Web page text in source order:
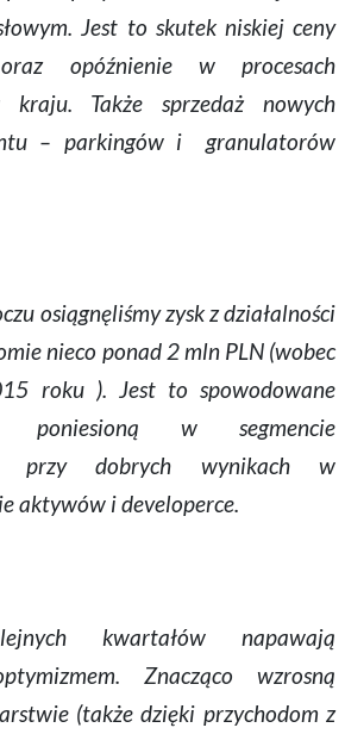
Jest to skutek niskiej ceny
opóźnienie w procesach
kraju. Także sprzedaż nowych
– parkingów i granulatorów
osiągnęliśmy zysk z działalności
nieco ponad 2 mln PLN (wobec
roku ). Jest to spowodowane
poniesioną w segmencie
przy dobrych wynikach w
aktywów i developerce.
kwartałów napawają
Znacząco wzrosną
(także dzięki przychodom z